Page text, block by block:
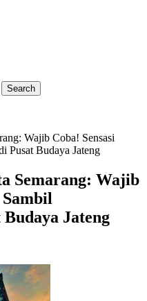
Wajib Coba! Sensasi
Pusat Budaya Jateng
Semarang: Wajib
Jateng